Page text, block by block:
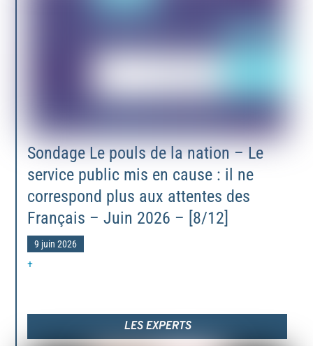
Sondage Le pouls de la nation – Le
service public mis en cause : il ne
correspond plus aux attentes des
Français – Juin 2026 – [8/12]
9 juin 2026
+
LES EXPERTS